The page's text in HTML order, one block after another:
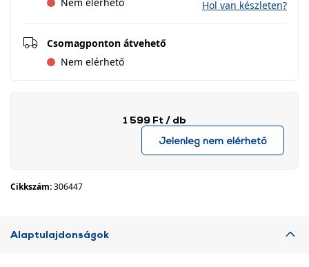
Hol van készleten?
Csomagponton átvehető
Nem elérhető
1 599 Ft / db
Jelenleg nem elérhető
Cikkszám:306447
Alaptulajdonságok